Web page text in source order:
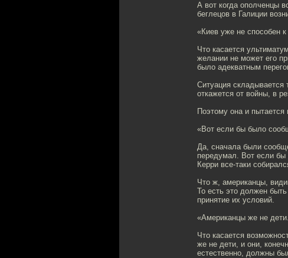
А вот когда ополченцы
беглецов в Галиции
«Киев уже не способен
Что касается
желании не может его
было адекватным
Ситуация складывается
откажется от войны, в
Поэтому она и пытается
«Вот если бы было
Да, сначала были
передумал. Вот если
Керри все-таки
Что ж, американцы,
То есть это должен
принятие их условий.
«Американцы же не
Что касается
же не дети, и они,
естественно, должны